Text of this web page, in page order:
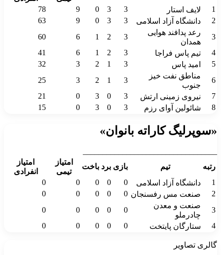
1
لایف استار 3
3
0
9
78
2
دانشگاه آزاد اسلامی 3
3
0
9
63
3
رعد پدافند هوایی
همدان
3
2
1
6
60
4
تیم پاس فراجا 3
2
1
6
41
5
امید پاس 3
1
2
3
32
6
مناطق نفت خیز
جنوب
3
1
2
3
25
7
نیروی زمینی ارتش 3
0
3
0
21
8
شائولین آوای رزم 3
0
3
0
15
«سوپرلیگ کاراته بانوان»
رتبه
تیم بازی برد باخت
امتیاز
تیمی
امتیاز
انفرادی
1
دانشگاه آزاد اسلامی 0
0
0
0
0
2
صنعت مس رفسنجان 0
0
0
0
0
3
صنعت و معدن
چادرملو
0
0
0
0
0
4
ستارگان پایتخت 0
0
0
0
0
گالری تصاویر